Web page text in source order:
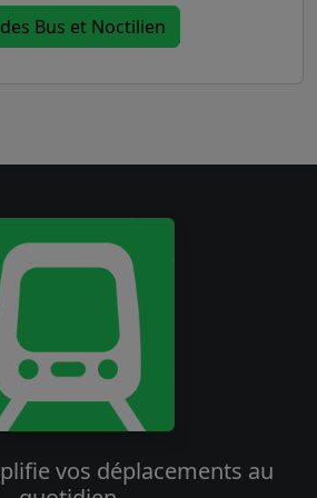
Bus et Noctilien
vos déplacements au